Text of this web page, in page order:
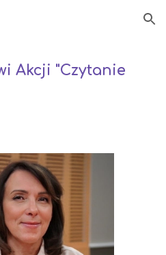
Skip to navigation
Akcji "Czytanie